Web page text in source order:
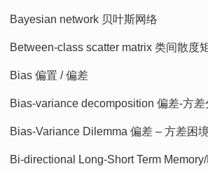
Bayesian network 贝叶斯网络
Between-class scatter matrix 类间散度
Bias 偏置 / 偏差
Bias-variance decomposition 偏差-方差
Bias-Variance Dilemma 偏差 – 方差困境
Bi-directional Long-Short Term